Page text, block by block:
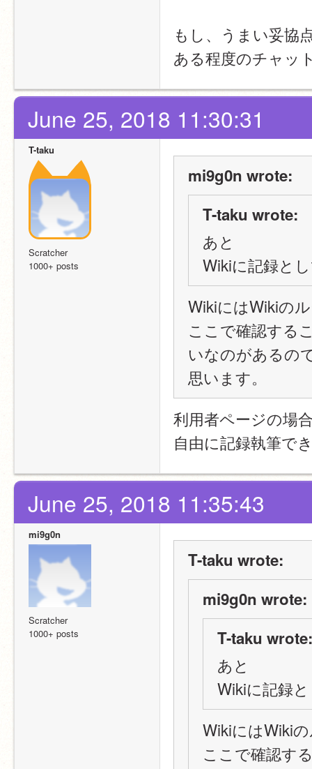
もし、うまい妥協
ある程度のチャッ
June 25, 2018 11:30:31
T-taku
Scratcher
1000+ posts
mi9g0n wrote:
T-taku wrote:
あと
Wikiに記録と
WikiにはWikiの
ここで確認する
いなのがあるの
思います。
利用者ページの場
自由に記録執筆で
June 25, 2018 11:35:43
mi9g0n
Scratcher
1000+ posts
T-taku wrote:
mi9g0n wrote:
T-taku wrote:
あと
Wikiに記録
WikiにはWiki
ここで確認す